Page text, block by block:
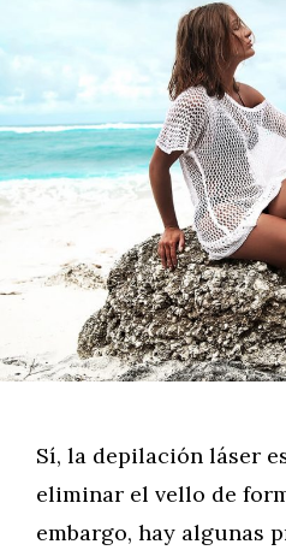
Sí, la depilación láser
eliminar el vello de
embargo, hay algunas